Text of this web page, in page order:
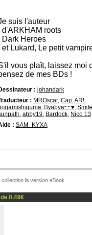
suis l'auteur
d'ARKHAM roots
Dark Heroes
et Lukard, Le petit
vous plaît, laissez moi
de mes BDs !
: johandark
: MROscar, Cap. AR!,
, Byabya~~♥,
, abby19, Bardock, Nico 13
: SAM_KYXA
la version eBook
0.49€